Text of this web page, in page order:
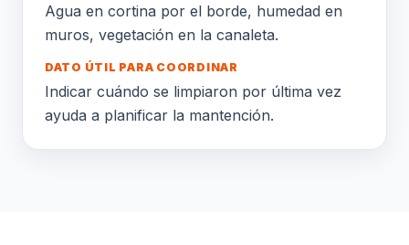
Agua en cortina por el borde, humedad en
muros, vegetación en la canaleta.
DATO ÚTIL PARA COORDINAR
Indicar cuándo se limpiaron por última vez
ayuda a planificar la mantención.